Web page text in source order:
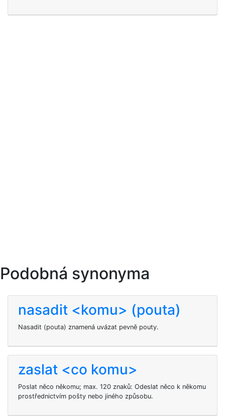
Podobná synonyma
nasadit <komu> (pouta)
Nasadit (pouta) znamená uvázat pevně pouty.
zaslat <co komu>
Poslat něco někomu; max. 120 znaků: Odeslat něco k někomu
prostřednictvím pošty nebo jiného způsobu.